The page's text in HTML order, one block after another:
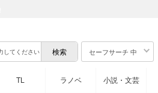
セーフサーチ 中
TL ラノベ 小説・文芸